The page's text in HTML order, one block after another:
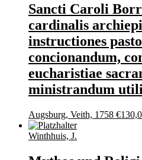
Sancti Caroli
cardinalis
instructiones
concionandum,
eucharistiae
ministrandum
Augsburg, Veith, 1758 €
Winthhuis, J.